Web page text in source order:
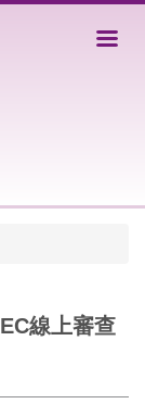
線上審查